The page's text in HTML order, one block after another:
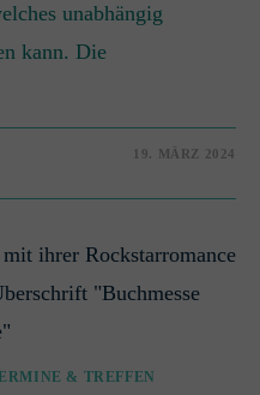
unabhängig
kann. Die
19. MÄRZ 2024
& TREFFEN